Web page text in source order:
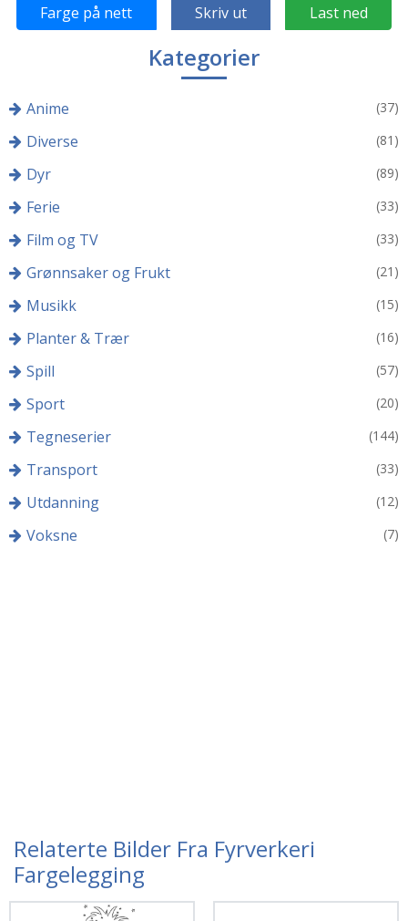
Farge på nett Skriv ut Last ned
Kategorier
Anime (37)
Diverse (81)
Dyr (89)
Ferie (33)
Film og TV (33)
Grønnsaker og Frukt (21)
Musikk (15)
Planter & Trær (16)
Spill (57)
Sport (20)
Tegneserier (144)
Transport (33)
Utdanning (12)
Voksne (7)
Relaterte Bilder Fra Fyrverkeri
Fargelegging